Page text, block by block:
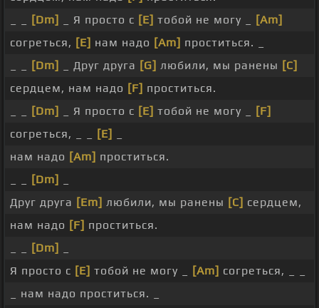
[Dm] _ Я просто с [E] тобой не могу _
[Am]
согреться, [E] нам надо [Am] проститься. _
[Dm] _ Друг друга [G] любили, мы ранены [C]
сердцем, нам надо [F] проститься.
[Dm] _ Я просто с [E] тобой не могу _
[F]
согреться, _ _
[E]
нам надо [Am] проститься.
[Dm]
Друг друга [Em] любили, мы ранены [C] сердцем,
нам надо [F] проститься.
[Dm]
Я просто с [E] тобой не могу _ [Am] согреться, _ _
_ нам надо проститься. _